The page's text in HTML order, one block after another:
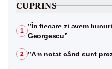
CUPRINS
1
”În fiecare zi avem
Georgescu”
2 ”Am notat când sunt